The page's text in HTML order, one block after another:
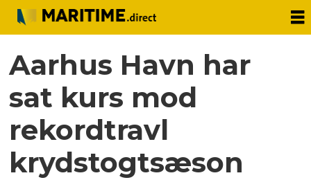
Aarhus Havn har
sat kurs mod
rekordtravl
krydstogtsæson